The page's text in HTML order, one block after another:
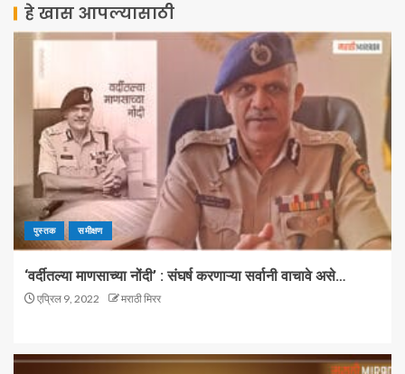
हे खास आपल्यासाठी
पुस्तक समीक्षण
‘वर्दीतल्या माणसाच्या नोंदी’ : संघर्ष करणाऱ्या सर्वानी वाचावे असे…
एप्रिल 9, 2022 मराठी मिरर